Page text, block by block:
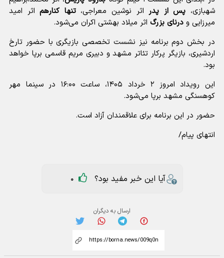
شهبازی، پس از پدراثر نوشین معراجی،تنها کنارهماثر امید
میرزایی و درنای بزرگ اثر میلاد بهشتی اکران می‌شود.
در بخش دوم برنامه نیز نشست تخصصی بازیگری با حضور تارخ
اردشیری، بازیگر پرکار تئاتر مشهد و دبیری مریم قاسمی برپا خواهد
بود.
این رویداد امروز ۲ خرداد ۱۴۰۵، ساعت ۱۶:۰۰ در سینما مهر
کوهسنگی مشهد برپا می‌شود.
حضور در این برنامه برای علاقمندان آزاد است.
انتهای پیام/
آیا این خبر مفید بود؟ 0
ارسال به دیگران